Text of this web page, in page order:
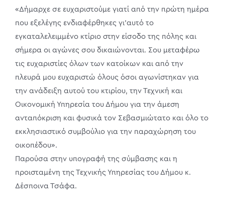
«Δήμαρχε σε ευχαριστούμε γιατί από την πρώτη ημέρα
που εξελέγης ενδιαφέρθηκες γι’αυτό το
εγκαταλελειμμένο κτίριο στην είσοδο της πόλης και
σήμερα οι αγώνες σου δικαιώνονται. Σου μεταφέρω
τις ευχαριστίες όλων των κατοίκων και από την
πλευρά μου ευχαριστώ όλους όσοι αγωνίστηκαν για
την ανάδειξη αυτού του κτιρίου, την Τεχνική και
Οικονομική Υπηρεσία του Δήμου για την άμεση
ανταπόκριση και φυσικά τον Σεβασμιώτατο και όλο το
εκκλησιαστικό συμβούλιο για την παραχώρηση του
οικοπέδου».
Παρούσα στην υπογραφή της σύμβασης και η
προισταμένη της Τεχνικής Υπηρεσίας του Δήμου κ.
Δέσποινα Τσάφα.